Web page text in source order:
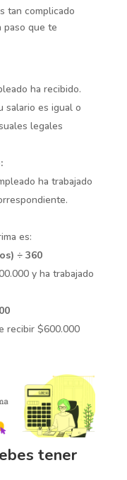
tan complicado
paso que te
ha recibido.
salario es igual o
legales
ha trabajado
es:
÷ 360
y ha trabajado
recibir $600.000
tener